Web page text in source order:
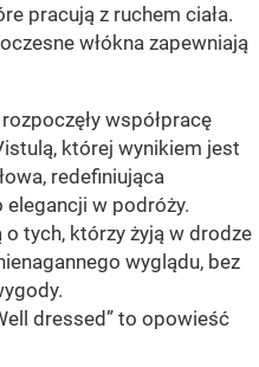
pracują z ruchem ciała.
włókna zapewniają
współpracę
której wynikiem jest
redefiniująca
w podróży.
tych, którzy żyją w drodze
wyglądu, bez
dressed” to opowieść